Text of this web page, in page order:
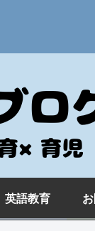
英語教育